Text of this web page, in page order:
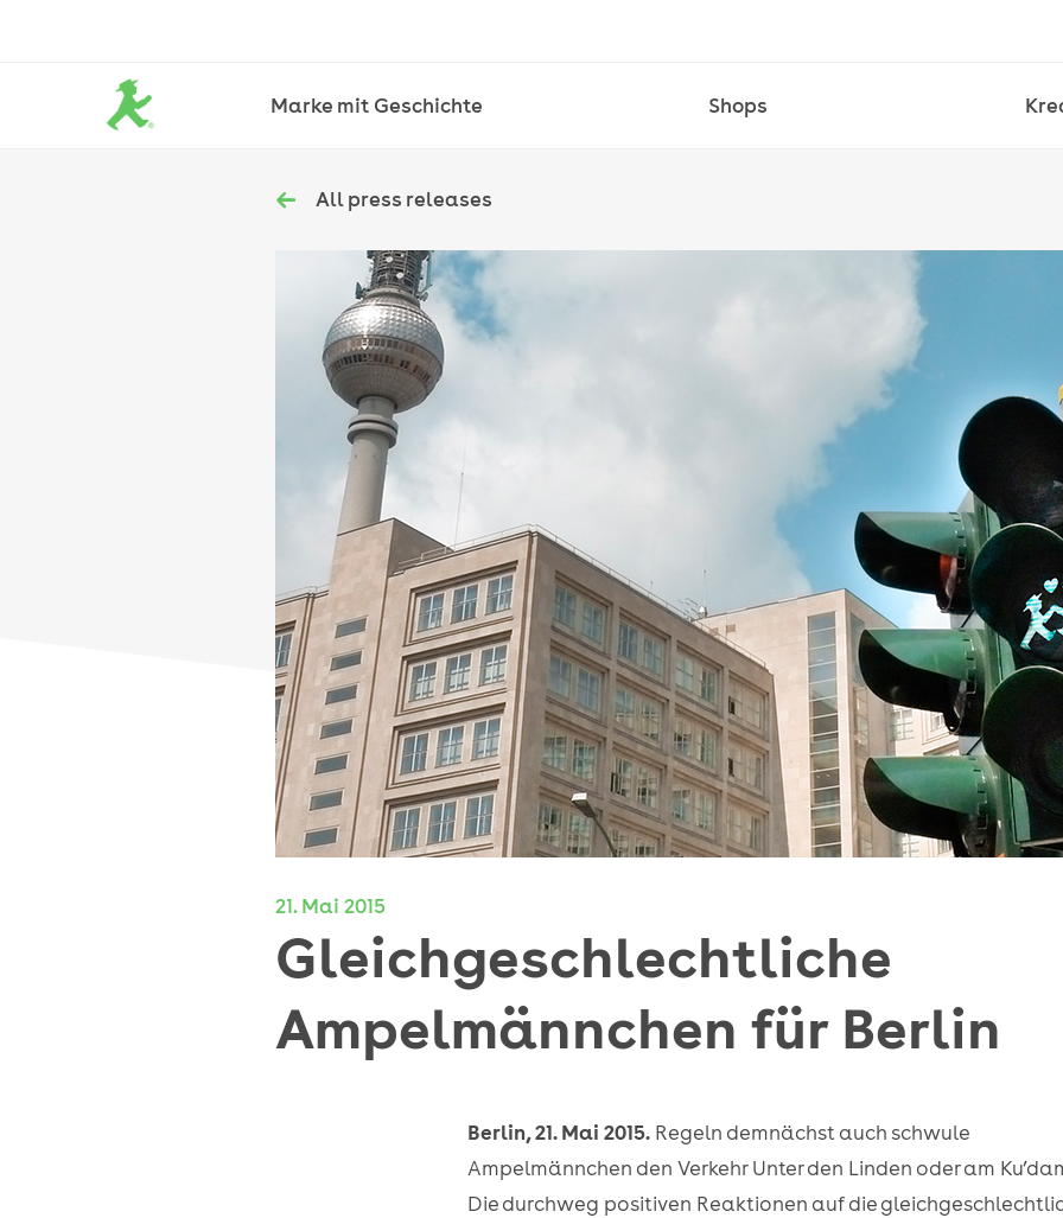
Marke mit Geschichte Shops
All press releases
21. Mai 2015
Gleichgeschlechtliche
Ampelmännchen für Berlin
Berlin, 21. Mai 2015. Regeln demnächst auch schwule
Ampelmännchen den Verkehr Unter den Linden oder am
Die durchweg positiven Reaktionen auf die